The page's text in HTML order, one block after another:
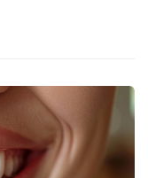
budoucnu